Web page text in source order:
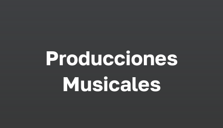
Producciones
Musicales